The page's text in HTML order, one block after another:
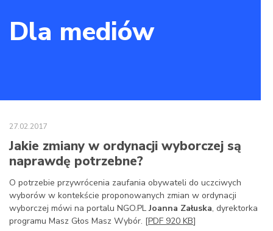
Dla mediów
27.02.2017
Jakie zmiany w ordynacji wyborczej są
naprawdę potrzebne?
O potrzebie przywrócenia zaufania obywateli do uczciwych
wyborów w kontekście proponowanych zmian w ordynacji
wyborczej mówi na portalu NGO.PLJoanna Załuska, dyrektorka
programu Masz Głos Masz Wybór. [PDF 920 KB]